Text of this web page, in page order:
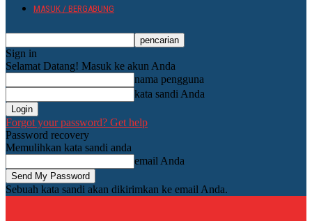
MASUK / BERGABUNG
Sign in
Selamat Datang! Masuk ke akun Anda
nama pengguna
kata sandi Anda
Forgot your password? Get help
Password recovery
Memulihkan kata sandi anda
email Anda
Sebuah kata sandi akan dikirimkan ke email Anda.